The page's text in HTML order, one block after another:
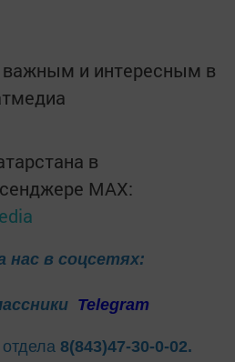
и интересным в
в
MАХ:
нас в соцсетях:
Telegram
8(843)47-30-0-02.